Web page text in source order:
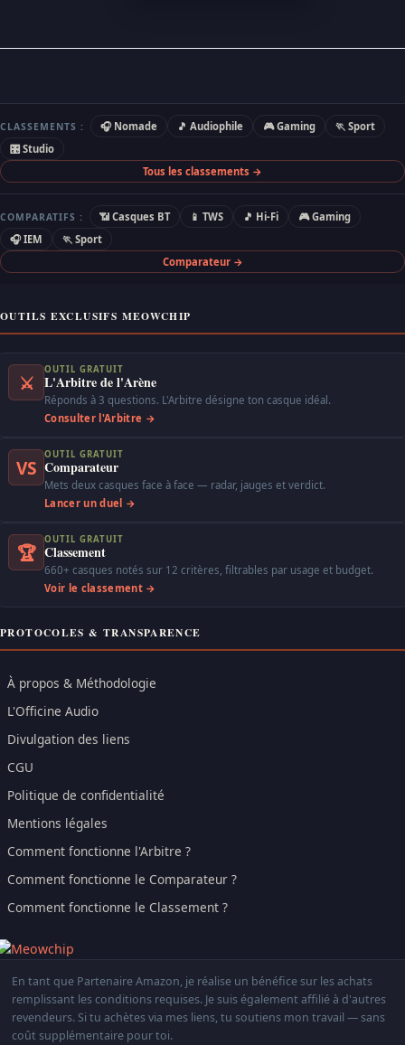
CLASSEMENTS : 🎧 Nomade 🎵 Audiophile 🎮 Gaming
🏃 Sport
🎛 Studio
Tous les classements →
COMPARATIFS : 📶 Casques BT 📱 TWS 🎵 Hi-Fi
🎮 Gaming
🎧 IEM
🏃 Sport
Comparateur →
OUTILS EXCLUSIFS MEOWCHIP
⚔
OUTIL GRATUIT
L'Arbitre de l'Arène
Réponds à 3 questions. L'Arbitre désigne ton casque idéal.
Consulter l'Arbitre →
VS
OUTIL GRATUIT
Comparateur
Mets deux casques face à face — radar, jauges et verdict.
Lancer un duel →
🏆
OUTIL GRATUIT
Classement
660+ casques notés sur 12 critères, filtrables par usage et budget.
Voir le classement →
PROTOCOLES & TRANSPARENCE
À propos & Méthodologie
L'Officine Audio
Divulgation des liens
CGU
Politique de confidentialité
Mentions légales
Comment fonctionne l'Arbitre ?
Comment fonctionne le Comparateur ?
Comment fonctionne le Classement ?
En tant que Partenaire Amazon, je réalise un bénéfice sur les achats
remplissant les conditions requises. Je suis également affilié à d'autres
revendeurs. Si tu achètes via mes liens, tu soutiens mon travail — sans
coût supplémentaire pour toi.